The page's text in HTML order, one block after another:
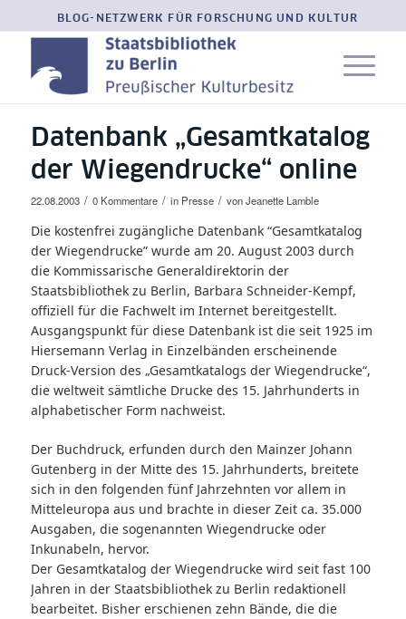
BLOG-NETZWERK FÜR FORSCHUNG UND KULTUR
Datenbank „Gesamtkatalog
der Wiegendrucke“ online
22.08.2003 / 0 Kommentare / in Presse / vonJeanette Lamble
Die kostenfrei zugängliche Datenbank “Gesamtkatalog
der Wiegendrucke” wurde am 20. August 2003 durch
die Kommissarische Generaldirektorin der
Staatsbibliothek zu Berlin, Barbara Schneider‑Kempf,
offiziell für die Fachwelt im Internet bereitgestellt.
Ausgangspunkt für diese Datenbank ist die seit 1925 im
Hiersemann Verlag in Einzelbänden erscheinende
Druck-Version des „Gesamtkatalogs der Wiegendrucke“,
die weltweit sämtliche Drucke des 15. Jahrhunderts in
alphabetischer Form nachweist.
Der Buchdruck, erfunden durch den Mainzer Johann
Gutenberg in der Mitte des 15. Jahrhunderts, breitete
sich in den folgenden fünf Jahrzehnten vor allem in
Mitteleuropa aus und brachte in dieser Zeit ca. 35.000
Ausgaben, die sogenannten Wiegendrucke oder
Inkunabeln, hervor.
Der Gesamtkatalog der Wiegendrucke wird seit fast 100
Jahren in der Staatsbibliothek zu Berlin redaktionell
bearbeitet. Bisher erschienen zehn Bände, die die